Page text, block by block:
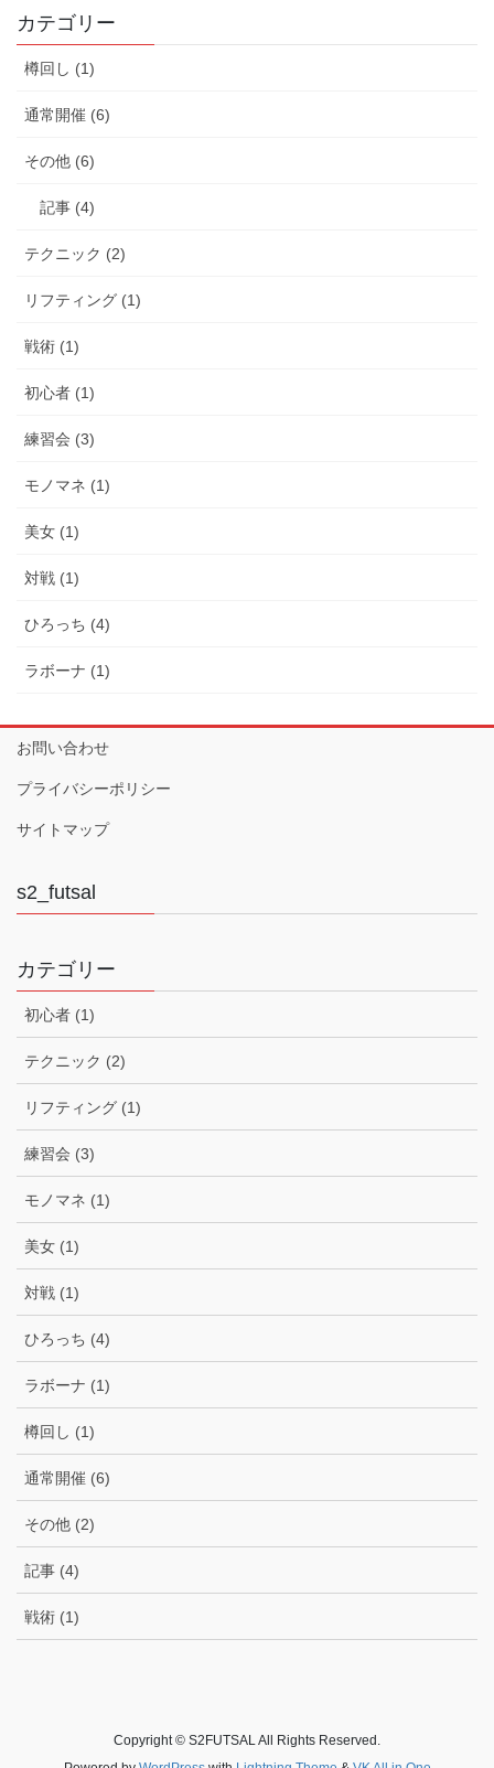
カテゴリー
樽回し (1)
通常開催 (6)
その他 (6)
記事 (4)
テクニック (2)
リフティング (1)
戦術 (1)
初心者 (1)
練習会 (3)
モノマネ (1)
美女 (1)
対戦 (1)
ひろっち (4)
ラボーナ (1)
お問い合わせ
プライバシーポリシー
サイトマップ
s2_futsal
カテゴリー
初心者 (1)
テクニック (2)
リフティング (1)
練習会 (3)
モノマネ (1)
美女 (1)
対戦 (1)
ひろっち (4)
ラボーナ (1)
樽回し (1)
通常開催 (6)
その他 (2)
記事 (4)
戦術 (1)
Copyright © S2FUTSAL All Rights Reserved.